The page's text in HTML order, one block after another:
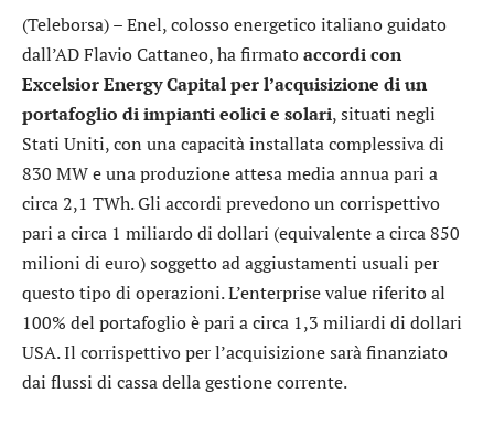
(Teleborsa) –Enel, colosso energetico italiano guidato
dall’AD Flavio Cattaneo, ha firmatoaccordi con
Excelsior Energy Capital per l’acquisizione di un
portafoglio di impianti eolici e solari, situati negli
Stati Uniti, con una capacità installata complessiva di
830 MW e una produzione attesa media annua pari a
circa 2,1 TWh. Gli accordi prevedono un corrispettivo
pari a circa 1 miliardo di dollari (equivalente a circa 850
milioni di euro) soggetto ad aggiustamenti usuali per
questo tipo di operazioni. L’enterprise value riferito al
100% del portafoglio è pari a circa 1,3 miliardi di dollari
USA. Il corrispettivo per l’acquisizione sarà finanziato
dai flussi di cassa della gestione corrente.